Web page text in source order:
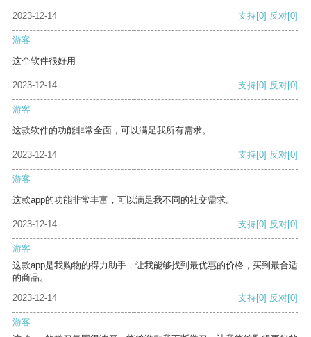
2023-12-14
支持[0] 反对[0]
游客
这个软件很好用
2023-12-14 支持[0] 反对[0]
游客
这款软件的功能非常全面，可以满足我所有需求。
2023-12-14 支持[0] 反对[0]
游客
这款app的功能非常丰富，可以满足我不同的社交需求。
2023-12-14 支持[0] 反对[0]
游客
这款app是我购物的得力助手，让我能够找到最优惠的价格，买到最合适
的商品。
2023-12-14
支持[0] 反对[0]
游客